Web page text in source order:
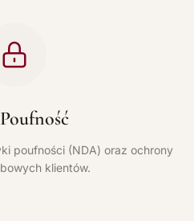
poufności (NDA) oraz ochrony
klientów.